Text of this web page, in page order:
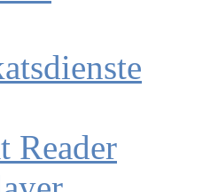
Reader